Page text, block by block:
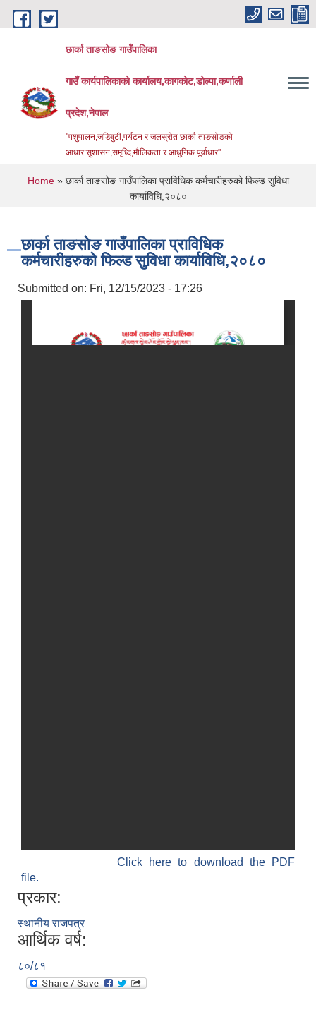
Skip to main content
छार्का ताङसोङ गाउँपालिका
गाउँ कार्यपालिकाको कार्यालय,कागकोट,डोल्पा,कर्णाली
प्रदेश,नेपाल
"पशुपालन,जडिबुटी,पर्यटन र जलस्रोत छार्का ताङसोङको
आधार:सुशासन,समृध्दि,मौलिकता र आधुनिक पूर्वाधार''
You are here
Home» छार्का ताङसोङ गाउँपालिका प्राविधिक कर्मचारीहरुको फिल्ड सुविधा
कार्याविधि,२०८०
छार्का ताङसोङ गाउँपालिका प्राविधिक
कर्मचारीहरुको फिल्ड सुविधा कार्याविधि,२०८०
Submitted on: Fri, 12/15/2023 - 17:26
Click here to download the PDF
file.
प्रकार:
स्थानीय राजपत्र
आर्थिक वर्ष:
८०/८१